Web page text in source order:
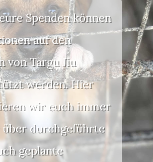
Spenden können
auf den
von Targu Jiu
werden. Hier
wir euch immer
durchgeführte
geplante